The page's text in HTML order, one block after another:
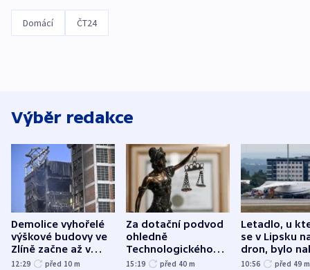
Domácí ČT24
Výběr redakce
Demolice vyhořelé
výškové budovy ve
Zlíně začne až v
následujících dnech
12:29 před 10 m
Za dotační podvod
ohledně
Technologického
parku poslal soud
15:19 před 40 m
Letadlo, u
se v Lipsku
dron, bylo
municí, píší
10:56 před 49 m